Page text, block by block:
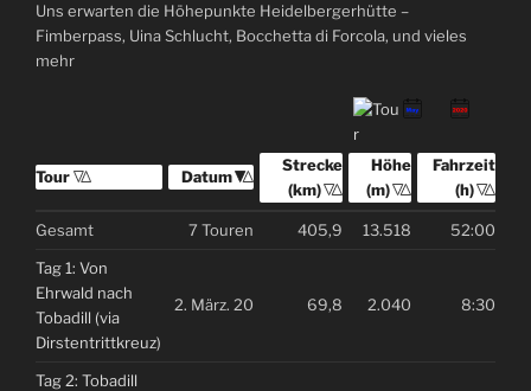
Uns erwarten die Höhepunkte Heidelbergerhütte –
Fimberpass, Uina Schlucht, Bocchetta di Forcola, und vieles
mehr
Tour
Sortiere aufsteigend nach
Tour Datum
Sortiere aufsteigend nach
Datum
Strecke (km)
Sortiere aufsteigend nach
Strecke
(km)
Höhe (m)
Sortiere aufsteigend
Höhe
(m)
Fahrzeit (h)
Sortiere
Fahrzeit
(h)
Gesamt 7 Touren 405,9 13.518
52:00
Tag 1: Von
Ehrwald nach
Tobadill (via
Dirstentrittkreuz)
2. März. 20 69,8 2.040 8:30
Tag 2: Tobadill